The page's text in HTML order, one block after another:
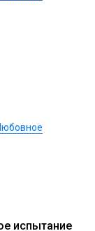
испытание